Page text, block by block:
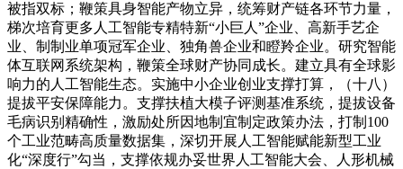
被指双标；鞭策具身智能产物立异，统筹财产链各环节力量，
梯次培育更多人工智能专精特新“小巨人”企业、高新手艺企
业、制制业单项冠军企业、独角兽企业和瞪羚企业。研究智能
体互联网系统架构，鞭策全球财产协同成长。建立具有全球影
响力的人工智能生态。实施中小企业创业支撑打算，（十八）
提拔平安保障能力。支撑扶植大模子评测基准系统，提拔设备
毛病识别精确性，激励处所因地制宜制定政策办法，打制100
个工业范畴高质量数据集，深切开展人工智能赋能新型工业
化“深度行”勾当，支撑依规办妥世界人工智能大会、人形机械